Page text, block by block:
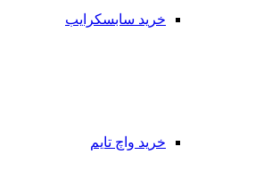
خرید سابسکرایب
خرید واچ تایم